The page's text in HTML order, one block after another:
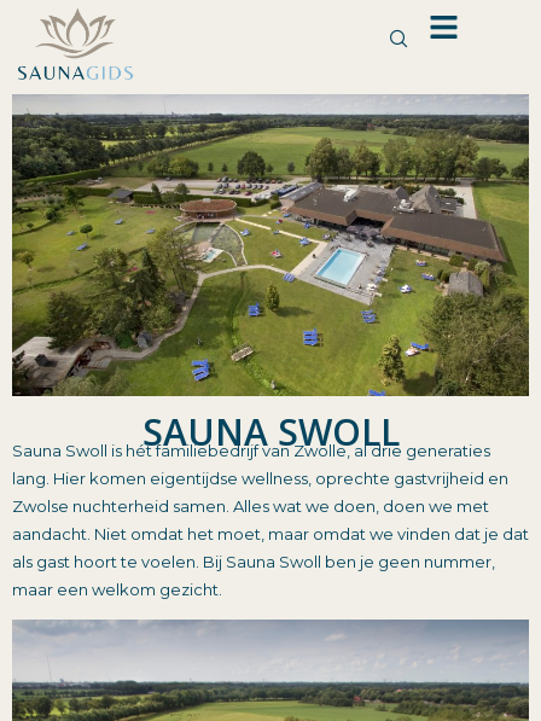
de
inhoud
SAUNA SWOLL
Sauna Swoll is hét familiebedrijf van Zwolle, al drie generaties
lang. Hier komen eigentijdse wellness, oprechte gastvrijheid en
Zwolse nuchterheid samen. Alles wat we doen, doen we met
aandacht. Niet omdat het moet, maar omdat we vinden dat je dat
als gast hoort te voelen. Bij Sauna Swoll ben je geen nummer,
maar een welkom gezicht.